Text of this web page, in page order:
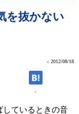
を抜かない
» 2012/08/18
-
しているときの音